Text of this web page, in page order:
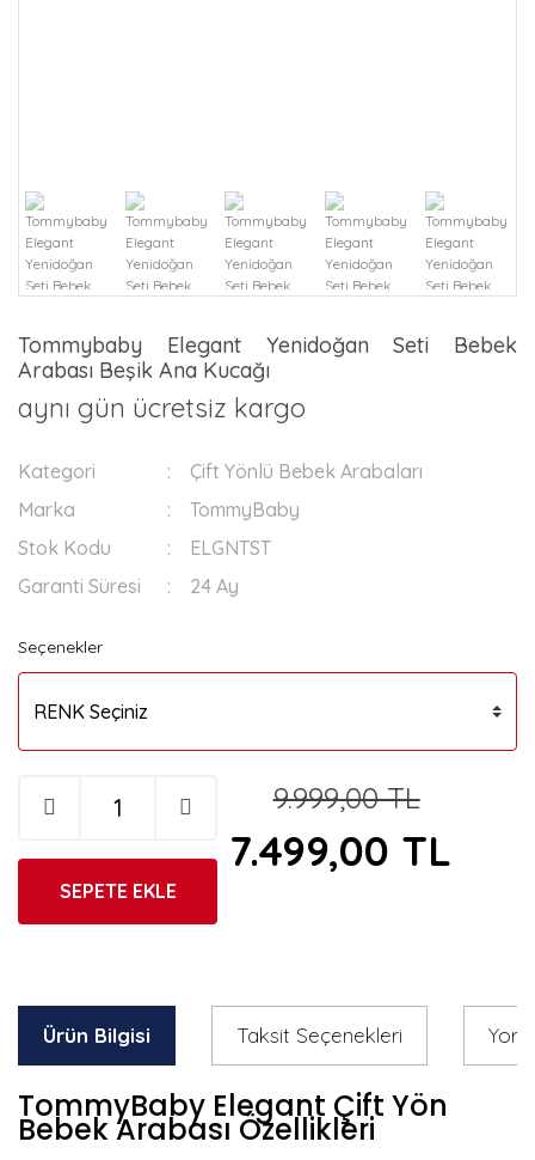
Tommybaby Elegant Yenidoğan Seti Bebek
Arabası Beşik Ana Kucağı
aynı gün ücretsiz kargo
Kategori
Çift Yönlü Bebek Arabaları
Marka
TommyBaby
Stok Kodu
ELGNTST
Garanti Süresi
24 Ay
Seçenekler
9.999,00 TL
7.499,00 TL
SEPETE EKLE
Ürün Bilgisi Taksit Seçenekleri
TommyBaby Elegant Çift Yön
Bebek Arabası Özellikleri